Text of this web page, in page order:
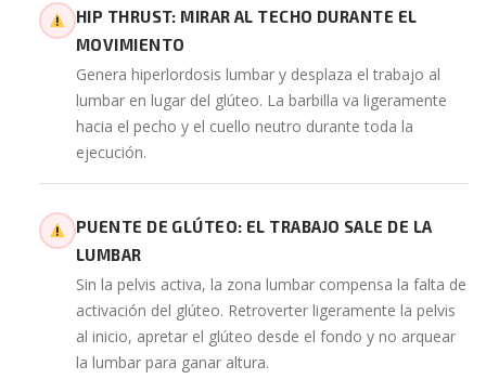
HIP THRUST: MIRAR AL TECHO DURANTE EL
MOVIMIENTO
Genera hiperlordosis lumbar y desplaza el trabajo al
lumbar en lugar del glúteo. La barbilla va ligeramente
hacia el pecho y el cuello neutro durante toda la
ejecución.
PUENTE DE GLÚTEO: EL TRABAJO SALE DE LA
LUMBAR
Sin la pelvis activa, la zona lumbar compensa la falta de
activación del glúteo. Retroverter ligeramente la pelvis
al inicio, apretar el glúteo desde el fondo y no arquear
la lumbar para ganar altura.